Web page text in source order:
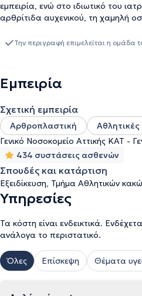
εμπειρία, ενώ στο ιδιωτικό του
αρθρίτιδα αυχενικού, τη χαμηλή
γιατρός παρακολουθεί και
Την περιγραφή επιμελείται η
Εμπειρία
Σχετική εμπειρία
Αρθροπλαστική
Γενικό Νοσοκομείο Αττικής ΚΑΤ -
434 συστάσεις ασθενών
Σπουδές και κατάρτιση
Εξειδίκευση, Τμήμα Αθλητικών
Υπηρεσίες
Τα κόστη είναι ενδεικτικά.
ανάλογα το περιστατικό.
Όλες Επίσκεψη Θέματα